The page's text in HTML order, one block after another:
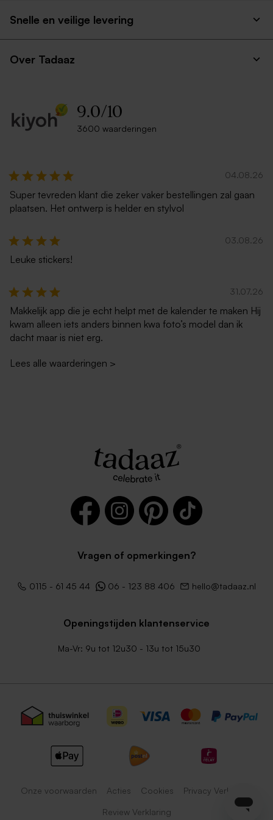
eigen ontwerp - Large
met fotocollage - Large
Snelle en veilige levering
Over Tadaaz
9.0/10
3600 waarderingen
04.08.26
Super tevreden klant die zeker vaker bestellingen zal gaan
plaatsen. Het ontwerp is helder en stylvol
03.08.26
Leuke stickers!
31.07.26
Makkelijk app die je echt helpt met de kalender te maken Hij
kwam alleen iets anders binnen kwa foto’s model dan ik
dacht maar is niet erg.
Lees alle waarderingen >
Vragen of opmerkingen?
0115 - 61 45 44 06 - 123 88 406 hello@tadaaz.nl
Openingstijden klantenservice
Ma-Vr: 9u tot 12u30 - 13u tot 15u30
Onze voorwaarden Acties Cookies Privacy Verklaring
Review Verklaring